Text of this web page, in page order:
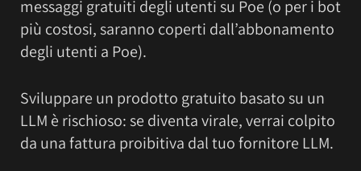
messaggi gratuiti degli utenti su Poe (o per i bot
più costosi, saranno coperti dall’abbonamento
degli utenti a Poe).
Sviluppare un prodotto gratuito basato su un
LLM è rischioso: se diventa virale, verrai colpito
da una fattura proibitiva dal tuo fornitore LLM.